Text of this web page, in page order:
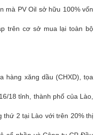
mà PV Oil sở hữu 100% vốn
trên cơ sở mua lại toàn bộ
hàng xăng dầu (CHXD), tọa
18 tỉnh, thành phố của Lào,
thứ 2 tại Lào với trên 20% thị